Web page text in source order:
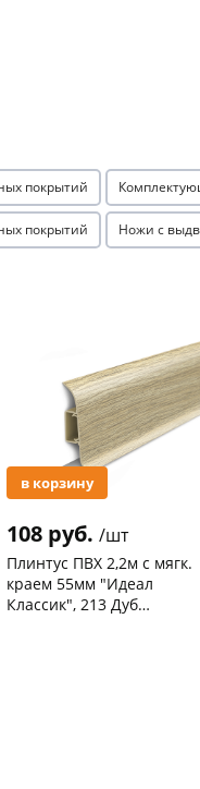
покрытий
покрытий Ножи с
в корзину
108 руб. /шт
Плинтус ПВХ 2,2м с мягк.
краем 55мм "Идеал
Классик", 213 Дуб